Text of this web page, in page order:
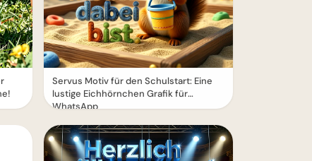
Servus Motiv für den Schulstart: Eine
lustige Eichhörnchen Grafik für
WhatsApp